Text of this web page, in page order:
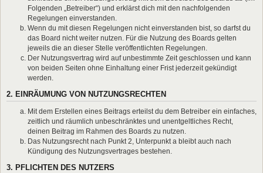
Folgenden „Betreiber“) und erklärst dich mit den nachfolgenden
Regelungen einverstanden.
Wenn du mit diesen Regelungen nicht einverstanden bist, so darfst du
das Board nicht weiter nutzen. Für die Nutzung des Boards gelten
jeweils die an dieser Stelle veröffentlichten Regelungen.
Der Nutzungsvertrag wird auf unbestimmte Zeit geschlossen und kann
von beiden Seiten ohne Einhaltung einer Frist jederzeit gekündigt
werden.
2. EINRÄUMUNG VON NUTZUNGSRECHTEN
Mit dem Erstellen eines Beitrags erteilst du dem Betreiber ein einfaches,
zeitlich und räumlich unbeschränktes und unentgeltliches Recht,
deinen Beitrag im Rahmen des Boards zu nutzen.
Das Nutzungsrecht nach Punkt 2, Unterpunkt a bleibt auch nach
Kündigung des Nutzungsvertrages bestehen.
3. PFLICHTEN DES NUTZERS